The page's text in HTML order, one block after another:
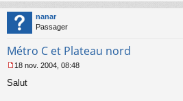
nanar
Passager
Métro C et Plateau nord
e
18 nov. 2004, 08:48
Salut